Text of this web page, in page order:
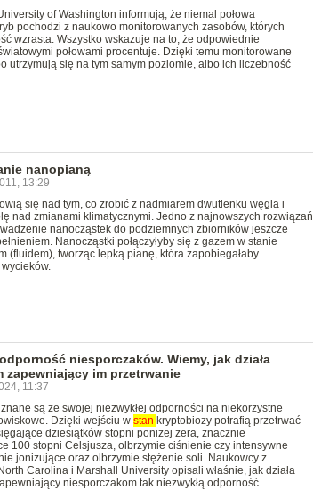
of Washington informują, że niemal połowa
pochodzi z naukowo monitorowanych zasobów, których
wzrasta. Wszystko wskazuje na to, że odpowiednie
połowami procentuje. Dzięki temu monitorowane
utrzymują się na tym samym poziomie, albo ich liczebność
nanopianą
13:29
się nad tym, co zrobić z nadmiarem dwutlenku węgla i
nad zmianami klimatycznymi. Jedno z najnowszych rozwiązań
nanocząstek do podziemnych zbiorników jeszcze
Nanocząstki połączyłyby się z gazem w stanie
(fluidem), tworząc lepką pianę, która zapobiegałaby
niesporczaków. Wiemy, jak działa
zapewniający im przetrwanie
11:37
są ze swojej niezwykłej odporności na niekorzystne
Dzięki wejściu w stan kryptobiozy potrafią przetrwać
dziesiątków stopni poniżej zera, znacznie
100 stopni Celsjusza, olbrzymie ciśnienie czy intensywne
jonizujące oraz olbrzymie stężenie soli. Naukowcy z
Carolina i Marshall University opisali właśnie, jak działa
niesporczakom tak niezwykłą odporność.